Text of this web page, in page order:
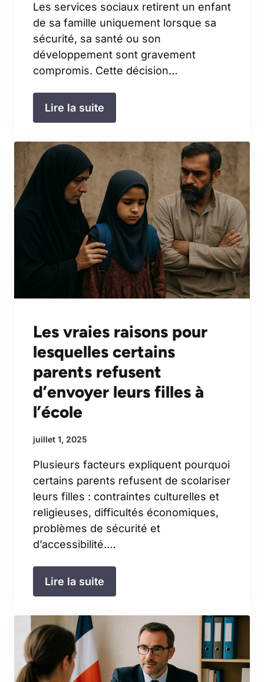
Les services sociaux retirent un enfant
de sa famille uniquement lorsque sa
sécurité, sa santé ou son
développement sont gravement
compromis. Cette décision…
Lire la suite
Les vraies raisons pour
lesquelles certains
parents refusent
d’envoyer leurs filles à
l’école
juillet 1, 2025
Plusieurs facteurs expliquent pourquoi
certains parents refusent de scolariser
leurs filles : contraintes culturelles et
religieuses, difficultés économiques,
problèmes de sécurité et
d’accessibilité.…
Lire la suite